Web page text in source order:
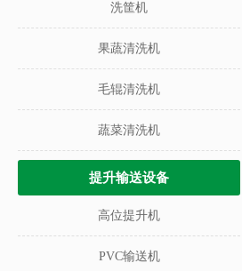
洗筐机
果蔬清洗机
毛辊清洗机
蔬菜清洗机
提升输送设备
高位提升机
PVC输送机